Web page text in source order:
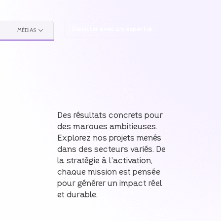
MÉDIAS
Des résultats concrets pour
des marques ambitieuses.
Explorez nos projets menés
dans des secteurs variés. De
la stratégie à l’activation,
chaque mission est pensée
pour générer un impact réel
et durable.